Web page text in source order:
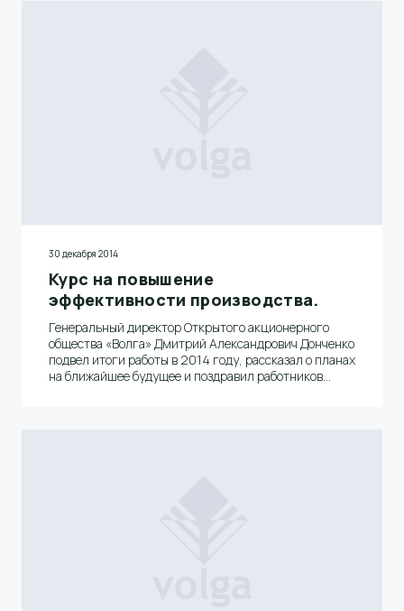
30 декабря 2014
Курс на повышение
эффективности производства.
Генеральный директор Открытого акционерного
общества «Волга» Дмитрий Александрович Донченко
подвел итоги работы в 2014 году, рассказал о планах
на ближайшее будущее и поздравил работников